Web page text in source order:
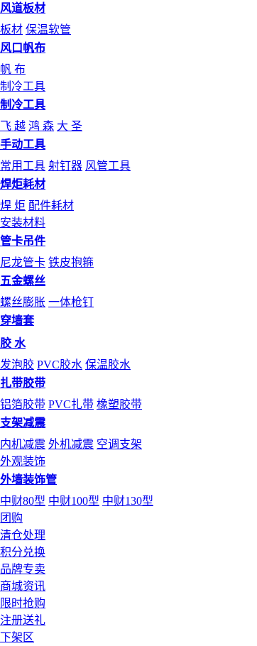
风道板材
板材 保温软管
风口帆布
帆 布
制冷工具
制冷工具
飞 越 鸿 森 大 圣
手动工具
常用工具 射钉器 风管工具
焊炬耗材
焊 炬 配件耗材
安装材料
管卡吊件
尼龙管卡 铁皮抱箍
五金螺丝
螺丝膨胀 一体枪钉
穿墙套
胶 水
发泡胶 PVC胶水 保温胶水
扎带胶带
铝箔胶带 PVC扎带 橡塑胶带
支架减震
内机减震 外机减震 空调支架
外观装饰
外墙装饰管
中财80型 中财100型 中财130型
团购
清仓处理
积分兑换
品牌专卖
商城资讯
限时抢购
注册送礼
下架区